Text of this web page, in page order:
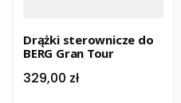
Drążki sterownicze do
BERG Gran Tour
Cena
329,00 zł